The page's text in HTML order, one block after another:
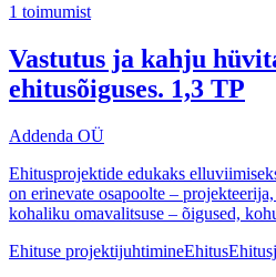
1 toimumist
Vastutus ja kahju
ehitusõiguses. 1,3 TP
Addenda OÜ
Ehitusprojektide edukaks
on erinevate osapoolte –
kohaliku omavalitsuse – õigused,
Ehituse projektijuhtimineEhitus